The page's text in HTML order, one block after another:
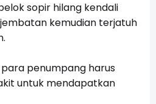
sopir hilang kendali
kemudian terjatuh
penumpang harus
untuk mendapatkan